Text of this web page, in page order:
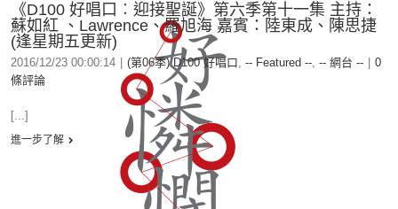
《D100 好唱口︰迎接聖誕》第六季第十一集 主持：
蘇如紅 、Lawrence、羅旭海 嘉賓：陸東成、陳思捷
(逢星期五更新)
2016/12/23 00:00:14 (第06季) D100 好唱口, -- Featured --, -- 網台 --
0
條評論
[...]
進一步了解